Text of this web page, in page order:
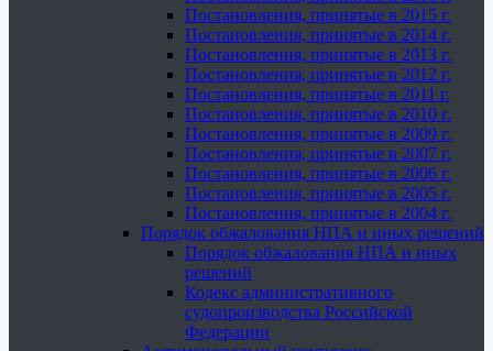
Постановления, принятые в 2015 г.
Постановления, принятые в 2014 г.
Постановления, принятые в 2013 г.
Постановления, принятые в 2012 г.
Постановления, принятые в 2011 г.
Постановления, принятые в 2010 г.
Постановления, принятые в 2009 г.
Постановления, принятые в 2007 г.
Постановления, принятые в 2006 г.
Постановления, принятые в 2005 г.
Постановления, принятые в 2004 г.
Порядок обжалования НПА и иных решений
Порядок обжалования НПА и иных
решений
Кодекс административного
судопроизводства Российской
Федерации